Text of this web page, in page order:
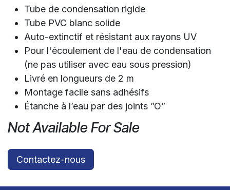
Tube de condensation rigide
Tube PVC blanc solide
Auto-extinctif et résistant aux rayons UV
Pour l'écoulement de l'eau de condensation
(ne pas utiliser avec eau sous pression)
Livré en longueurs de 2 m
Montage facile sans adhésifs
Étanche à l’eau par des joints ”O”
Not Available For Sale
Contactez-nous